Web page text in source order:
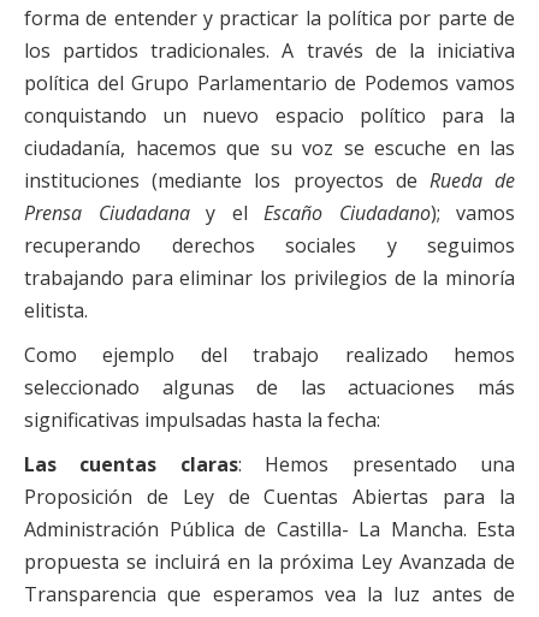
Participa con Podemos en Albacete
forma de entender y practicar la política por parte de
los partidos tradicionales. A través de la iniciativa
política del Grupo Parlamentario de Podemos vamos
conquistando un nuevo espacio político para la
ciudadanía, hacemos que su voz se escuche en las
instituciones (mediante los proyectos de Rueda de
Prensa Ciudadanay el Escaño Ciudadano); vamos
recuperando derechos sociales y seguimos
trabajando para eliminar los privilegios de la minoría
elitista.
Como ejemplo del trabajo realizado hemos
seleccionado algunas de las actuaciones más
significativas impulsadas hasta la fecha:
Las cuentas claras: Hemos presentado una
Proposición de Ley de Cuentas Abiertas para la
Administración Pública de Castilla- La Mancha. Esta
propuesta se incluirá en la próxima Ley Avanzada de
Transparencia que esperamos vea la luz antes de